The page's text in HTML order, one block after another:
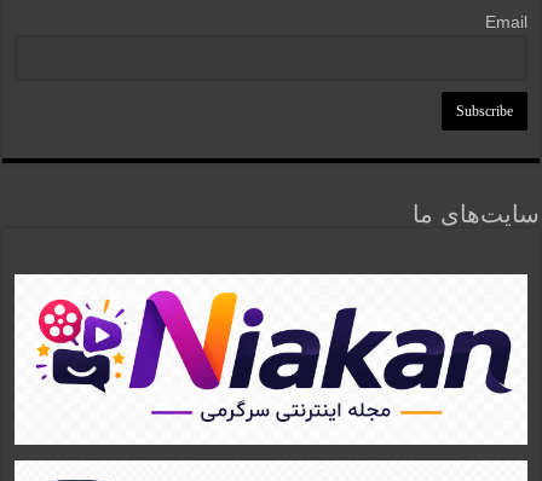
Email
سایت‌های ما